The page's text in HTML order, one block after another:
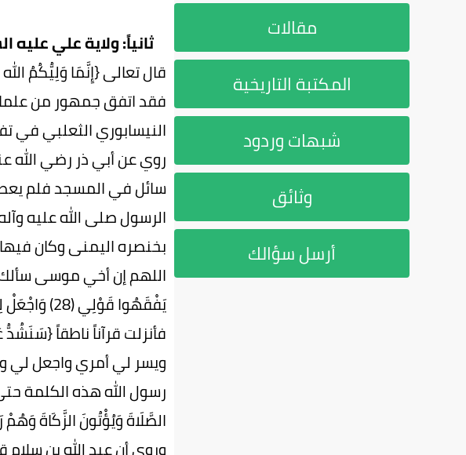
مقالات
المكتبة التاريخية
شبهات وردود
وثائق
أرسل سؤالك
ثانياً: ولاية علي عليه
قال تعالى {إِنَّمَا وَلِيُّكُمُ
فقد اتفق جمهور من
النيسابوري الثعلبي في
روي عن أبي ذر رضي الله
سائل في المسجد فلم
الرسول صلى الله عليه
بخنصره اليمنى وكان
فأنزلت قرآناً ناطقاً
ويسر لي أمري واجعل لي
رسول الله هذه الكلمة
الصَّلَاةَ وَيُؤْتُونَ الزَّكَاةَ
وروي أن عبد الله بن سلام